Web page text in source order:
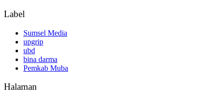
Label
Sumsel Media
upgrip
ubd
bina darma
Pemkab Muba
Halaman